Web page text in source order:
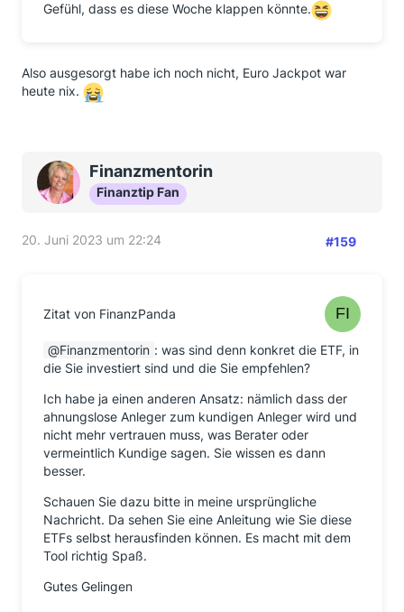
Gefühl, dass es diese Woche klappen könnte.
Also ausgesorgt habe ich noch nicht, Euro Jackpot war
heute nix.
Finanzmentorin
Finanztip Fan
20. Juni 2023 um 22:24 #159
Zitat von FinanzPanda
Finanzmentorin : was sind denn konkret die ETF, in
die Sie investiert sind und die Sie empfehlen?
Ich habe ja einen anderen Ansatz: nämlich dass der
ahnungslose Anleger zum kundigen Anleger wird und
nicht mehr vertrauen muss, was Berater oder
vermeintlich Kundige sagen. Sie wissen es dann
besser.
Schauen Sie dazu bitte in meine ursprüngliche
Nachricht. Da sehen Sie eine Anleitung wie Sie diese
ETFs selbst herausfinden können. Es macht mit dem
Tool richtig Spaß.
Gutes Gelingen